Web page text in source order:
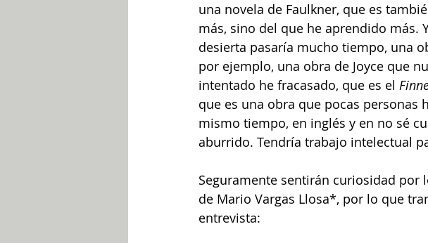
una novela de Faulkner, que es
más, sino del que he aprendido más.
desierta pasaría mucho tiempo, una
por ejemplo, una obra de Joyce que
intentado he fracasado, que es el
que es una obra que pocas personas
mismo tiempo, en inglés y en no sé
aburrido. Tendría trabajo intelectual
Seguramente sentirán curiosidad por
de Mario Vargas Llosa*, por lo que
entrevista: